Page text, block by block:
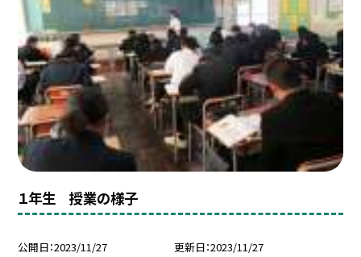
１年生 授業の様子
公開日 2023/11/27 更新日 2023/11/27